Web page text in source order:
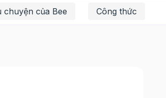
chuyện của Bee Công thức